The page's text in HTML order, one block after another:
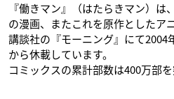
『働きマン』（はたらきマン）
の漫画、またこれを原作としたア
講談社の『モーニング』にて2004
から休載しています。
コミックスの累計部数は400万部を